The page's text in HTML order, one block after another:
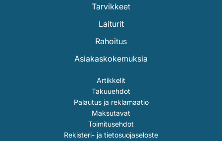
Tarvikkeet
Laiturit
Rahoitus
Asiakaskokemuksia
Artikkelit
Takuuehdot
Palautus ja reklamaatio
Maksutavat
Toimitusehdot
Rekisteri- ja tietosuojaseloste